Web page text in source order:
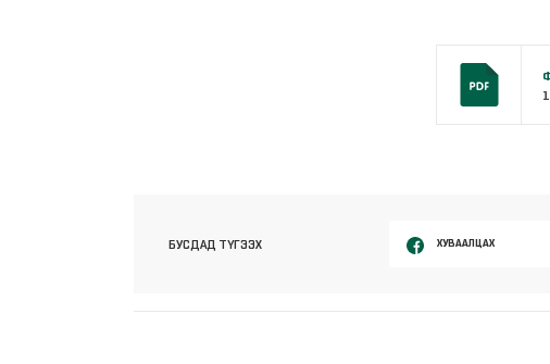
БУСДАД ТҮГЭЭХ ХУВААЛЦАХ